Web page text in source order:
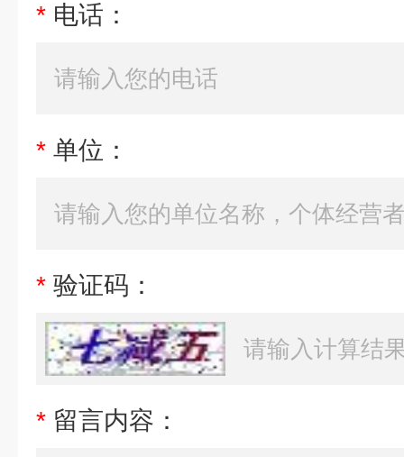
* 电话：
* 单位：
* 验证码：
* 留言内容：